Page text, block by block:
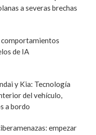
a severas brechas
de IA
y Kia: Tecnología
del vehículo,
a bordo
empezar